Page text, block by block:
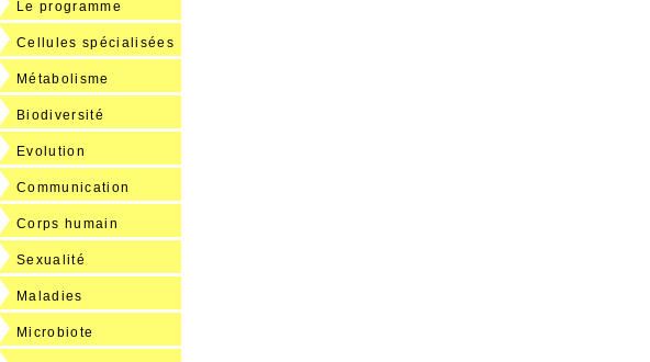
Le programme
Cellules spécialisées
Métabolisme
Biodiversité
Evolution
Communication
Corps humain
Sexualité
Maladies
Microbiote